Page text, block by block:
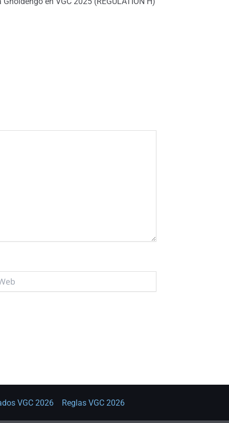
VGC 2026 Reglas VGC 2026